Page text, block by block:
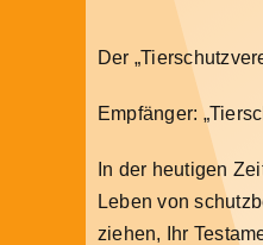
Der
Empfänger:
In der heutigen
Leben von
ziehen, Ihr